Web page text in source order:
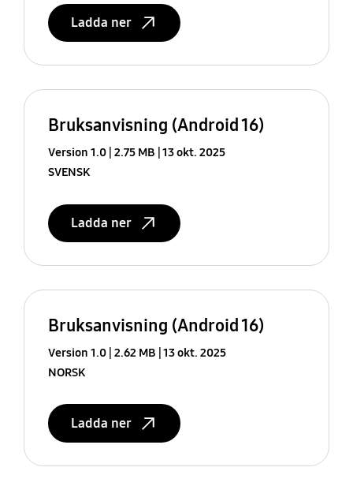
Ladda ner
Bruksanvisning (Android 16)
Version 1.0 2.75 MB 13 okt. 2025
SVENSK
Ladda ner
Bruksanvisning (Android 16)
Version 1.0 2.62 MB 13 okt. 2025
NORSK
Ladda ner